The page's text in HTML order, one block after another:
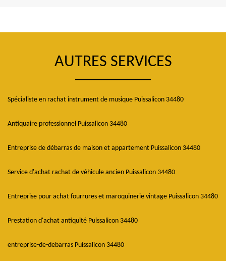
AUTRES SERVICES
Spécialiste en rachat instrument de musique Puissalicon 34480
Antiquaire professionnel Puissalicon 34480
Entreprise de débarras de maison et appartement Puissalicon 34480
Service d'achat rachat de véhicule ancien Puissalicon 34480
Entreprise pour achat fourrures et maroquinerie vintage Puissalicon 34480
Prestation d'achat antiquité Puissalicon 34480
entreprise-de-debarras Puissalicon 34480